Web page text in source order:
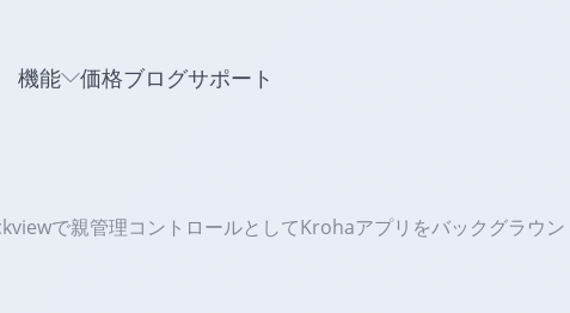
機能 価格ブログサポート
で親管理コントロールとしてKrohaアプリをバックグラウ